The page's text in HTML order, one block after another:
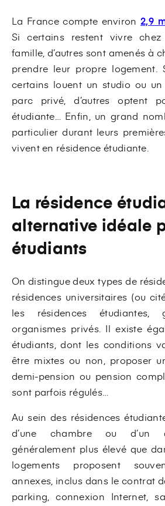
La France compte environ2,9
Si certains restent vivre
famille, d’autres sont amenés à
prendre leur propre logement.
certains louent un studio ou
parc privé, d’autres optent
étudiante… Enfin, un grand
particulier durant leurs
vivent en résidence étudiante.
La résidence
alternative idéale
étudiants
On distingue deux types de
résidences universitaires (ou
les résidences
organismes privés. Il existe
étudiants, dont les conditions
être mixtes ou non, proposer
demi-pension ou pension
sont parfois régulés…
Au sein des résidences
d’une chambre ou d’un
généralement plus élevé que
logements proposent
annexes, inclus dans le contrat
parking, connexion Internet,